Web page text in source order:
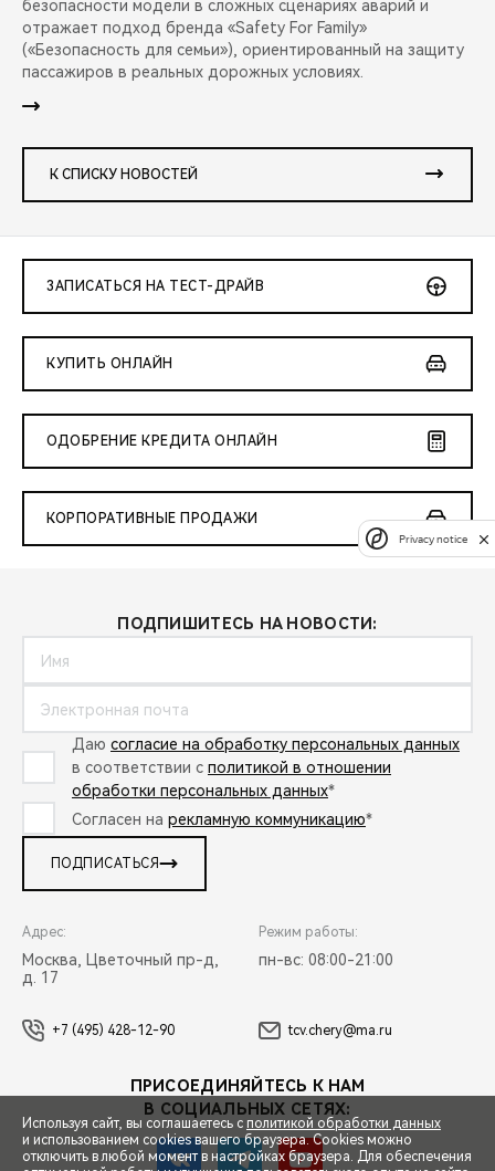
безопасности модели в сложных сценариях аварий и
отражает подход бренда «Safety For Family»
(«Безопасность для семьи»), ориентированный на защиту
пассажиров в реальных дорожных условиях.
К СПИСКУ НОВОСТЕЙ
ЗАПИСАТЬСЯ НА ТЕСТ-ДРАЙВ
КУПИТЬ ОНЛАЙН
ОДОБРЕНИЕ КРЕДИТА ОНЛАЙН
КОРПОРАТИВНЫЕ ПРОДАЖИ
ПОДПИШИТЕСЬ НА НОВОСТИ:
Даю согласие на обработку персональных данных
в соответствии с политикой в отношении
обработки персональных данных*
Согласен на рекламную коммуникацию*
ПОДПИСАТЬСЯ
Адрес:
Москва, Цветочный пр-д,
д. 17
Режим работы:
пн-вс: 08:00-21:00
+7 (495) 428-12-90 tcv.chery@ma.ru
ПРИСОЕДИНЯЙТЕСЬ К НАМ
В СОЦИАЛЬНЫХ СЕТЯХ:
Используя сайт, вы соглашаетесь с политикой обработки данных
и использованием cookies вашего браузера. Cookies можно
отключить в любой момент в настройках браузера. Для обеспечения
Privacy notice